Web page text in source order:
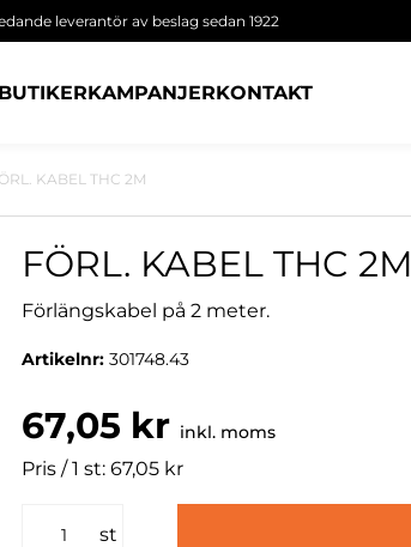
leverantör av beslag sedan 1922
BUTIKERKAMPANJERKONTAKT
KABEL THC 2M
FÖRL. KABEL THC 2M
Förlängskabel på 2 meter.
Artikelnr:301748.43
67,05 kr inkl. moms
Pris / 1 st: 67,05 kr
st